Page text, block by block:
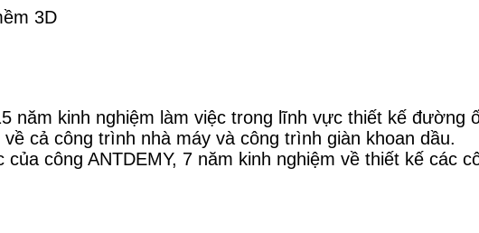
3D
năm kinh nghiệm làm việc trong lĩnh vực thiết kế đường
cả công trình nhà máy và công trình giàn khoan dầu.
công ANTDEMY, 7 năm kinh nghiệm về thiết kế các